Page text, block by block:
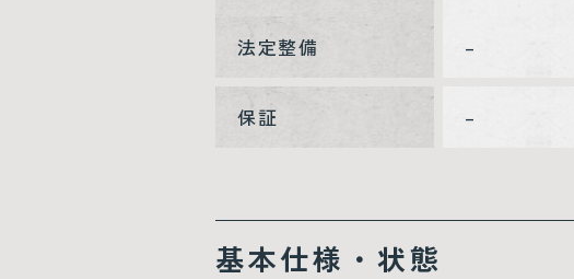
法定整備 –
保証 –
基本仕様・状態